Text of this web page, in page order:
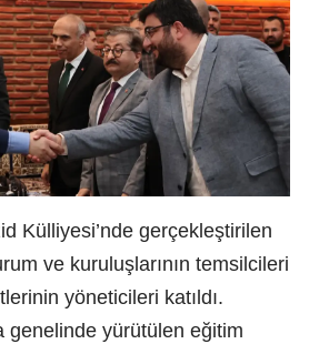
Külliyesi’nde gerçekleştirilen
ve kuruluşlarının temsilcileri
yöneticileri katıldı.
genelinde yürütülen eğitim